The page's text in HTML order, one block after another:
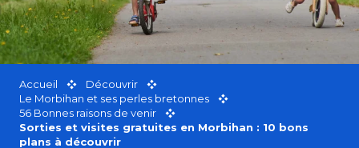
Accueil
Découvrir
Le Morbihan et ses perles bretonnes
56 Bonnes raisons de venir
Sorties et visites gratuites en Morbihan : 10 bons
plans à découvrir